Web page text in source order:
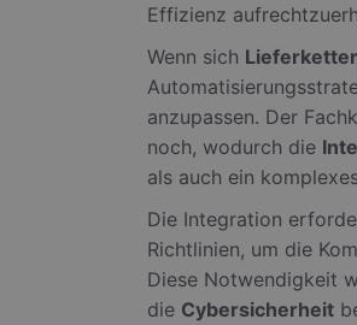
Effizienz
Wenn sich
anzupassen. Der
noch, wodurch die
als auch ein
Die Integration
Richtlinien, um die
Diese Notwendigkeit
die Cybersicherheit